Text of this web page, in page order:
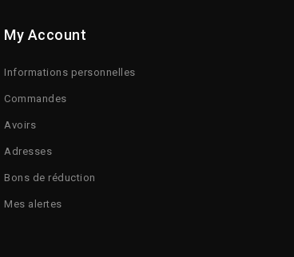
My Account
Informations personnelles
Commandes
Avoirs
Adresses
Bons de réduction
Mes alertes